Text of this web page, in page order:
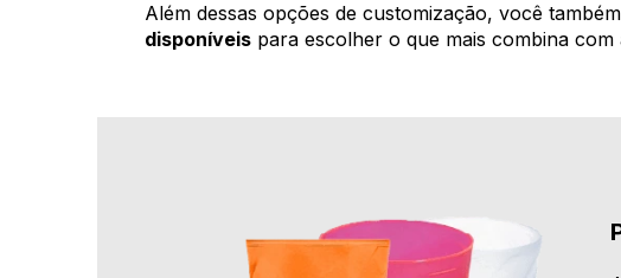
Além dessas opções de customização, você
disponíveis para escolher o que mais combina